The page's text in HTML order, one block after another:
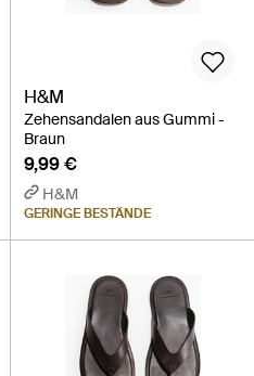
H&M
Zehensandalen aus Gummi -
Braun
9,99 €
H&M
GERINGE BESTÄNDE